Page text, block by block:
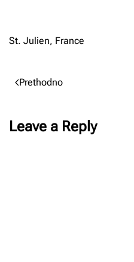
St. Julien, France
Prethodno
Leave a Reply